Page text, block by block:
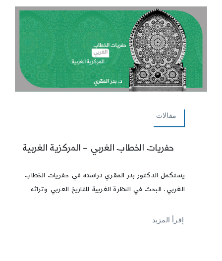
مقالات
حفريات الخطاب الغربي – المركزية الغربية
يستكمل الدكتور بدر المقري دراسته في حفريات الخطاب
الغربي، البحث في النظرة الغربية للتاريخ العربي وتراثه
إقرأ المزيد